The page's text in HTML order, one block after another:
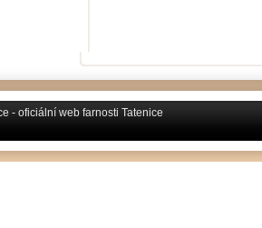
- oficiální web farnosti Tatenice